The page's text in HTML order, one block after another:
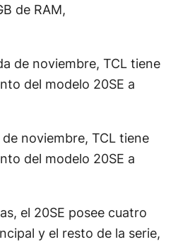
de RAM,
noviembre, TCL tiene
del modelo 20SE a
el 20SE posee cuatro
y el resto de la serie,